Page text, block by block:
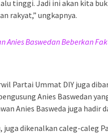
tinggi. Jadi ini akan kita
rakyat,” ungkapnya.
Anies Baswedan Beberkan
Partai Ummat DIY juga
Anies Baswedan
Anies Basweda juga hadir
juga dikenalkan caleg-caleg